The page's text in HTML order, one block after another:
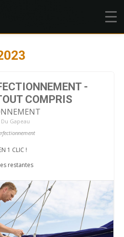
-
COMPRIS
Gapeau
1 CLIC !
restantes